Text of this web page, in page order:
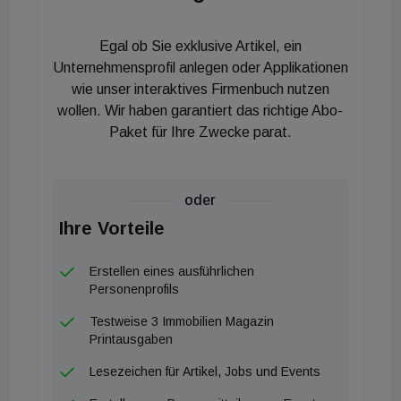
bleiben kann, ist für ihn aber klar: „Die
Kreditvergaberichtlinien müssen unbedingt noch
angepasst werden, die aktuelle Regelung stellt
selbst Besserverdiener:innen vor oft
unüberwindbare Hürden, um sich in jungen Jahren
trotzdem nicht angesagt. Reikersdorfer: „Ich sehe
keinen Kollaps und keinen Zusammenbruch der
heimischen Immobilienvermittlung. Ja, es ist aktuell
eine große Herausforderung, aber ich sehe Chancen
über Chancen, weil immer noch Menschen auf die
Welt kommen, aufwachsen, ausziehen,
Egal ob Sie exklusive Artikel, ein
Unternehmensprofil anlegen oder Applikationen
wie unser interaktives Firmenbuch nutzen
wollen. Wir haben garantiert das richtige Abo-
Paket für Ihre Zwecke parat.
oder
Ihre Vorteile
Erstellen eines ausführlichen
Personenprofils
Testweise 3 Immobilien Magazin
Printausgaben
Lesezeichen für Artikel, Jobs und Events